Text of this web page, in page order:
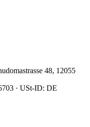
48, 12055
· USt-ID: DE